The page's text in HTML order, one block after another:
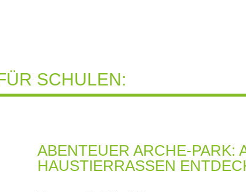
SCHULEN:
ABENTEUER ARCHE-PARK:
HAUSTIERRASSEN